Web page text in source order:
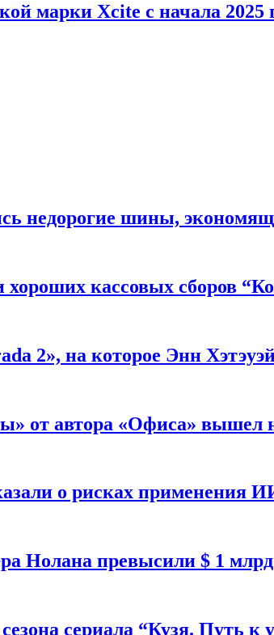
марки Xcite с начала 2025
недорогие шины,
кассовых сборов
2», на которое Энн
от автора «Офиса» вышел
о рисках применения
Нолана превысили $ 1 млрд
сериала “Кузя. Путь к